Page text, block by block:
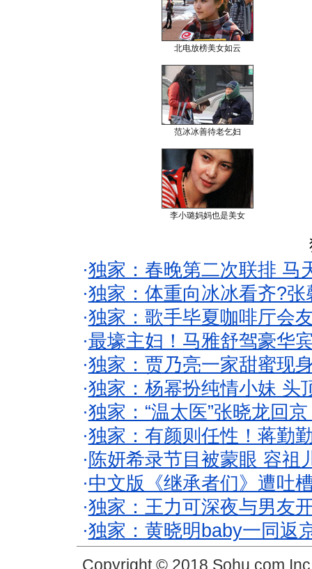
北电放榜美女如云
范冰冰善待老乞妇
李小璐妈妈也是美女
·独家：春晚第二次联排 马
·独家：体重向冰冰看齐?
·独家：歌手毕夏咖啡厅会
·最壕主妇！马雅舒驾豪华
·独家：贾乃亮一家甜蜜现
·独家：杨幂扮纯情小妹 头
·独家：“温太医”张晓龙回
·独家：有颜则任性！蒋勤
· 陈妍希录节目被蒙眼 容祖
·中文版《继承者们》遭吐
·独家：王力可深夜与男友
·独家：黄晓明baby一同返
Copyright © 2018 Sohu.com